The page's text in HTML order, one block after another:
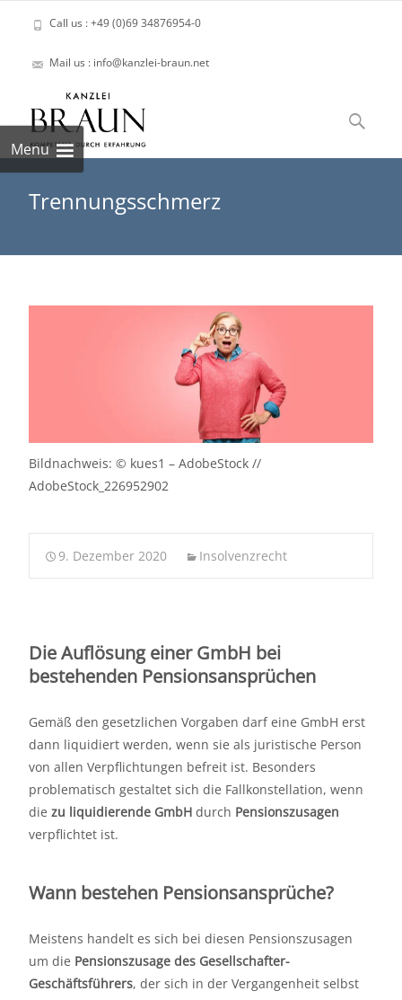
Call us : +49 (0)69 34876954-0
Mail us : info@kanzlei-braun.net
Menu
to
content
Suchen
nach:
Trennungsschmerz
Bildnachweis: © kues1 – AdobeStock //
AdobeStock_226952902
9. Dezember 2020 Insolvenzrecht
Die Auflösung einer GmbH bei
bestehenden Pensionsansprüchen
Gemäß den gesetzlichen Vorgaben darf eine GmbH erst
dann liquidiert werden, wenn sie als juristische Person
von allen Verpflichtungen befreit ist. Besonders
problematisch gestaltet sich die Fallkonstellation, wenn
die zu liquidierende GmbH durch Pensionszusagen
verpflichtet ist.
Wann bestehen Pensionsansprüche?
Meistens handelt es sich bei diesen Pensionszusagen
um die Pensionszusage des Gesellschafter-
Geschäftsführers, der sich in der Vergangenheit selbst